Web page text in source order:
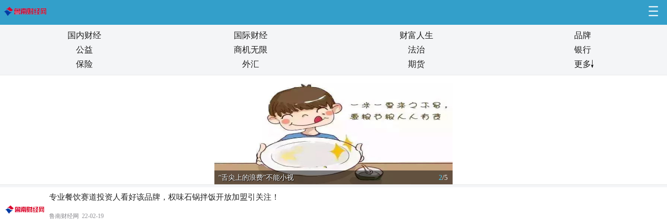
国内财经 国际财经 财富人生
品牌
公益
商机无限 法治
银行
保险
外汇 期货 更多
“舌尖上的浪费”不能小视 2/5
专业餐饮赛道投资人看好该品牌，权味石锅拌饭开放加盟引关注！
鲁南财经网 22-02-19